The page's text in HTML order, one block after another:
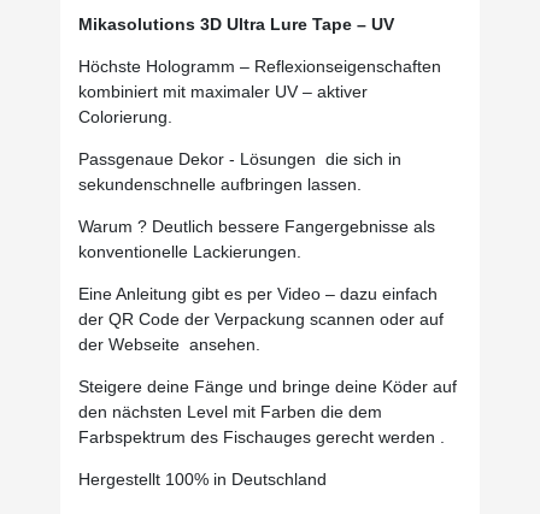
Mikasolutions 3D Ultra Lure Tape – UV
Höchste Hologramm – Reflexionseigenschaften
kombiniert mit maximaler UV – aktiver
Colorierung.
Passgenaue Dekor - Lösungen die sich in
sekundenschnelle aufbringen lassen.
Warum ? Deutlich bessere Fangergebnisse als
konventionelle Lackierungen.
Eine Anleitung gibt es per Video – dazu einfach
der QR Code der Verpackung scannen oder auf
der Webseite ansehen.
Steigere deine Fänge und bringe deine Köder auf
den nächsten Level mit Farben die dem
Farbspektrum des Fischauges gerecht werden .
Hergestellt 100% in Deutschland